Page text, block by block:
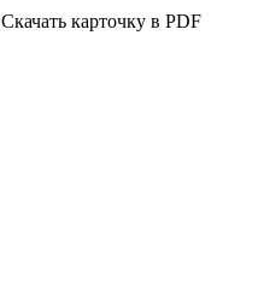
Скачать карточку в PDF